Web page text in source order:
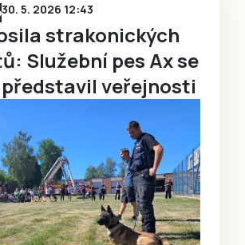
30. 5. 2026 12:43
strakonických
Služební pes Ax se
veřejnosti